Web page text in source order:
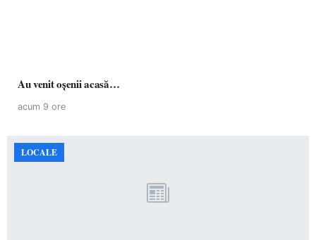
Au venit oșenii acasă…
acum 9 ore
LOCALE